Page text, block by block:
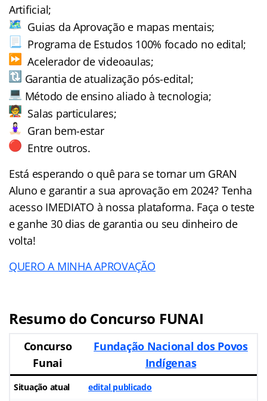
Artificial;
Guias da Aprovação e mapas mentais;
Programa de Estudos 100% focado no edital;
Acelerador de videoaulas;
Garantia de atualização pós-edital;
Método de ensino aliado à tecnologia;
Salas particulares;
Gran bem-estar
Entre outros.
Está esperando o quê para se tornar um GRAN
Aluno e garantir a sua aprovação em 2024? Tenha
acesso IMEDIATO à nossa plataforma. Faça o teste
e ganhe 30 dias de garantia ou seu dinheiro de
volta!
QUERO A MINHA APROVAÇÃO
Resumo do Concurso FUNAI
Concurso
Funai
Fundação Nacional dos Povos
Indígenas
Situação atual edital publicado